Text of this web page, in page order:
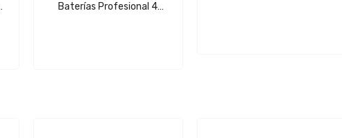
Baterías Profesional 4